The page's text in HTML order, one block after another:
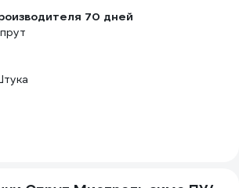
70 дней